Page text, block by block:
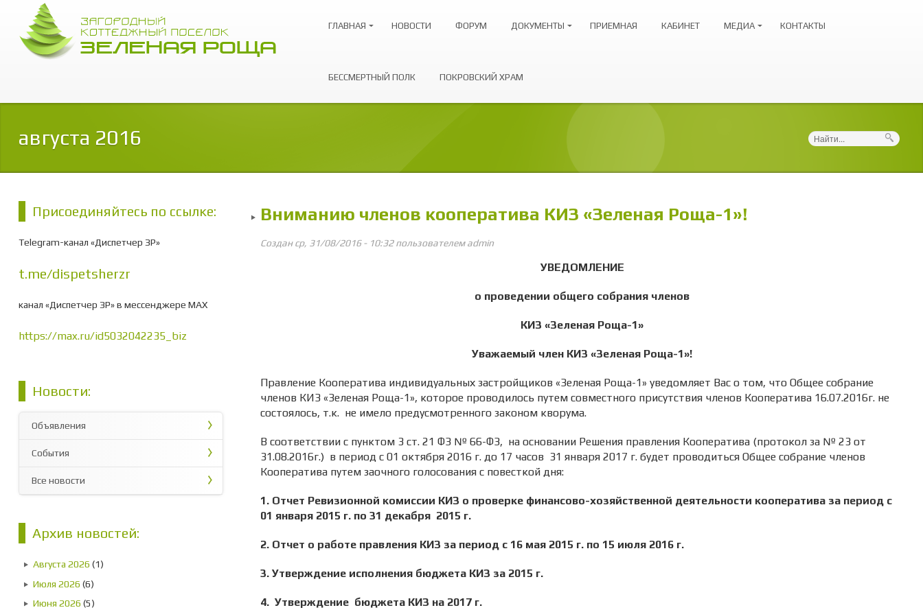
ГЛАВНАЯ НОВОСТИ ФОРУМ ДОКУМЕНТЫ ПРИЕМНАЯ КАБИНЕТ МЕДИА КОНТАКТЫ
БЕССМЕРТНЫЙ ПОЛК ПОКРОВСКИЙ ХРАМ
августа 2016 Поиск
Присоединяйтесь по ссылке:
Telegram-канал «Диспетчер ЗР»
t.me/dispetsherzr
канал «Диспетчер ЗР» в мессенджере МАХ
https://max.ru/id5032042235_biz
Новости:
Объявления
События
Все новости
Архив новостей:
Августа 2026 (1)
Июля 2026 (6)
Июня 2026 (5)
Вниманию членов кооператива КИЗ «Зеленая Роща-1»!
Создан ср, 31/08/2016 - 10:32 пользователемadmin
УВЕДОМЛЕНИЕ
о проведении общего собрания членов
КИЗ «Зеленая Роща-1»
Уважаемый член КИЗ «Зеленая Роща-1»!
Правление Кооператива индивидуальных застройщиков «Зеленая Роща-1» уведомляет Вас о том, что Общее собрание
членов КИЗ «Зеленая Роща-1», которое проводилось путем совместного присутствия членов Кооператива 16.07.2016г. не
состоялось, т.к. не имело предусмотренного законом кворума.
В соответствии с пунктом 3 ст. 21 ФЗ № 66-ФЗ, на основании Решения правления Кооператива (протокол за № 23 от
31.08.2016г.) в период с 01 октября 2016 г. до 17 часов 31 января 2017 г. будет проводиться Общее собрание членов
Кооператива путем заочного голосования с повесткой дня:
1. Отчет Ревизионной комиссии КИЗ о проверке финансово-хозяйственной деятельности кооператива за период с
01 января 2015 г. по 31 декабря 2015 г.
2. Отчет о работе правления КИЗ за период с 16 мая 2015 г. по 15 июля 2016 г.
3. Утверждение исполнения бюджета КИЗ за 2015 г.
4. Утверждение бюджета КИЗ на 2017 г.